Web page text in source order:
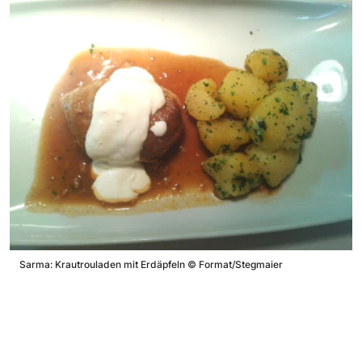
Sarma: Krautrouladen mit Erdäpfeln © Format/Stegmaier